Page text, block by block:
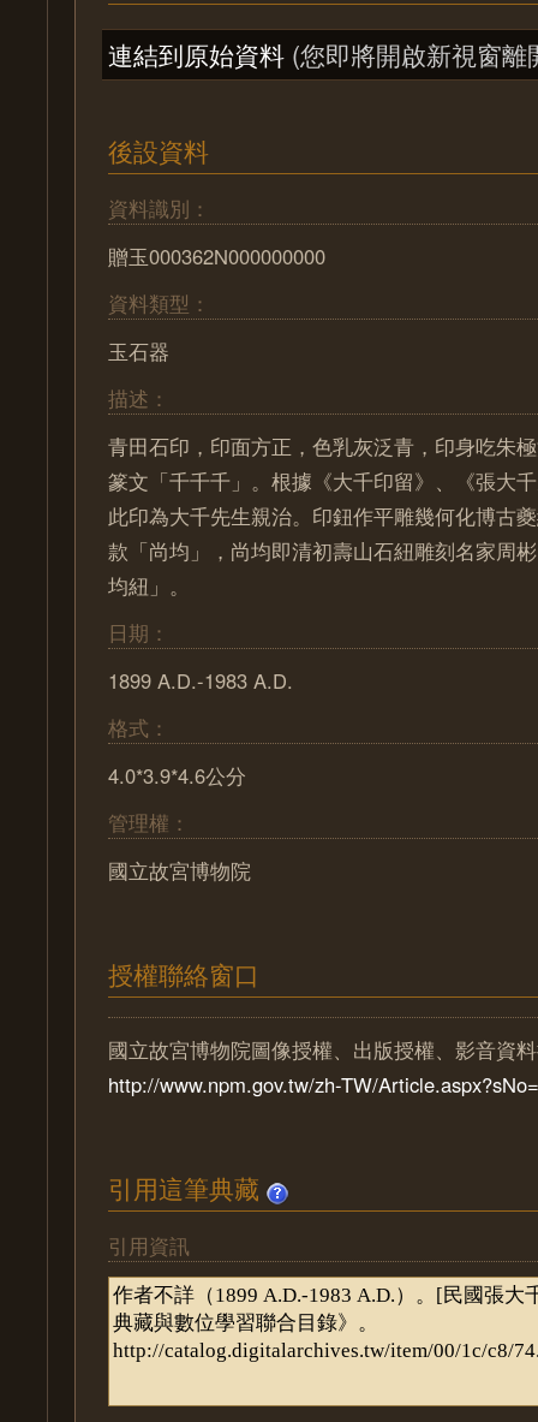
連結到原始資料 (您即將開啟新視窗離
後設資料
資料識別：
贈玉000362N000000000
資料類型：
玉石器
描述：
青田石印，印面方正，色乳灰泛青，印身吃朱
篆文「千千千」。根據《大千印留》、《張大
此印為大千先生親治。印鈕作平雕幾何化博古
款「尚均」，尚均即清初壽山石紐雕刻名家周
均紐」。
日期：
1899 A.D.-1983 A.D.
格式：
4.0*3.9*4.6公分
管理權：
國立故宮博物院
授權聯絡窗口
國立故宮博物院圖像授權、出版授權、影音資
http://www.npm.gov.tw/zh-TW/
引用這筆典藏
引用資訊